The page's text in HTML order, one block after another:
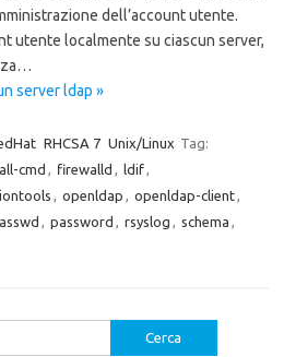
dell’account utente.
utente localmente su ciascun server,
server ldap »
RHCSA 7 Unix/Linux Tag:
cmd , firewalld , ldif,
, openldap , openldap-client,
, password , rsyslog , schema ,